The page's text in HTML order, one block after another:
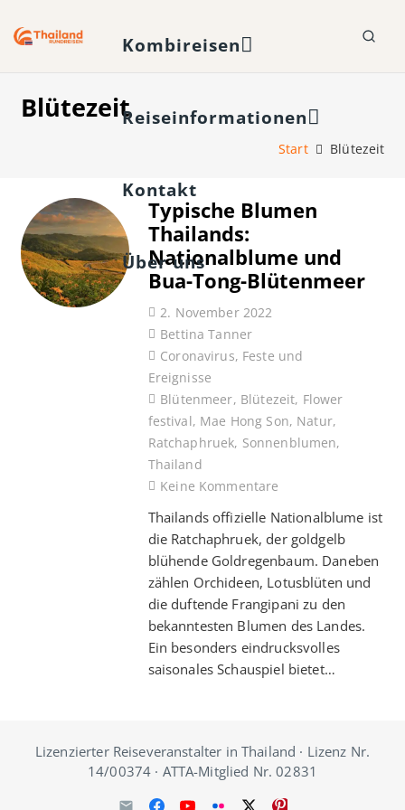
Kombireisen
Reiseinformationen
Kontakt
Über uns
Blütezeit
Start Blütezeit
Typische Blumen
Thailands:
Nationalblume und
Bua-Tong-Blütenmeer
2. November 2022
Bettina Tanner
Coronavirus, Feste und
Ereignisse
Blütenmeer, Blütezeit, Flower
festival, Mae Hong Son, Natur,
Ratchaphruek, Sonnenblumen,
Thailand
Keine Kommentare
Thailands offizielle Nationalblume ist
die Ratchaphruek, der goldgelb
blühende Goldregenbaum. Daneben
zählen Orchideen, Lotusblüten und
die duftende Frangipani zu den
bekanntesten Blumen des Landes.
Ein besonders eindrucksvolles
saisonales Schauspiel bietet…
Lizenzierter Reiseveranstalter in Thailand · Lizenz Nr.
14/00374 · ATTA-Mitglied Nr. 02831